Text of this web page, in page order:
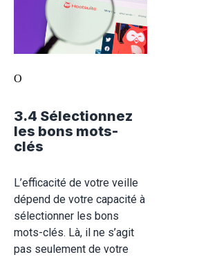
O
3.4 Sélectionnez
les bons mots-
clés
L’efficacité de votre veille
dépend de votre capacité à
sélectionner les bons
mots-clés. Là, il ne s’agit
pas seulement de votre